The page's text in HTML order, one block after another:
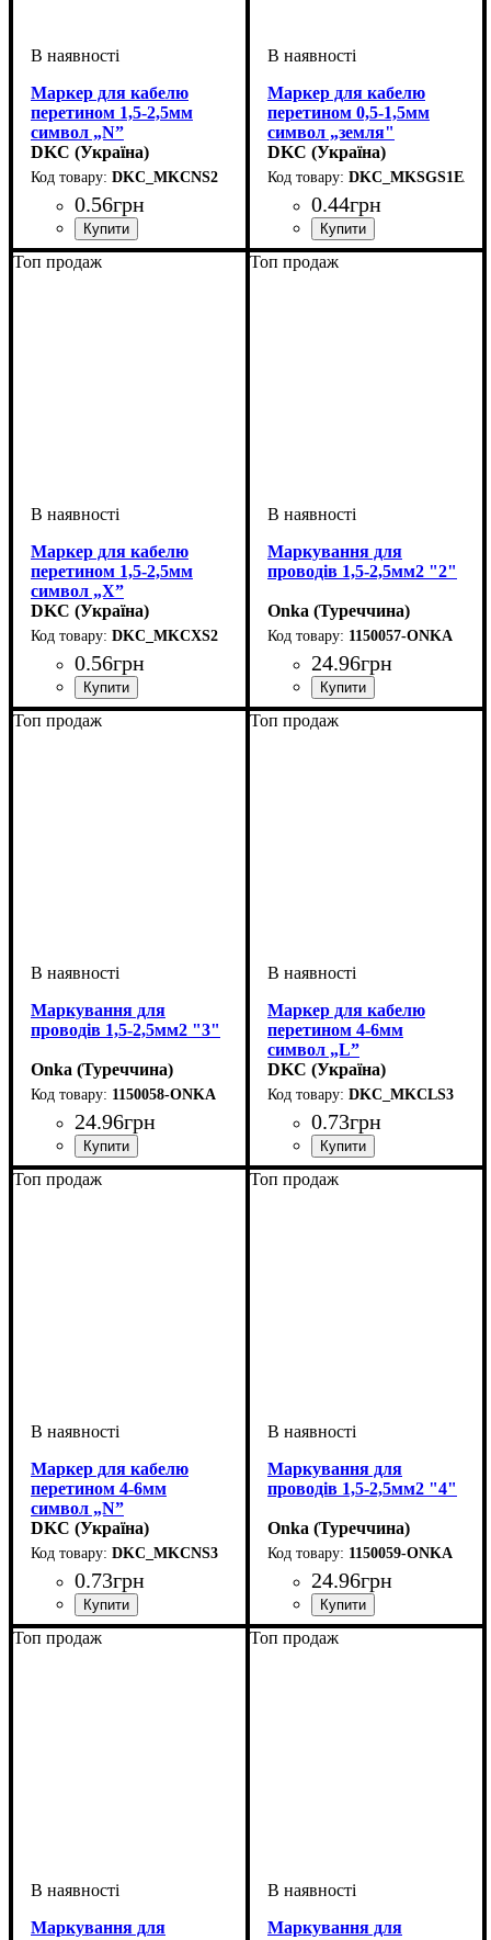
Маркер для кабелю
перетином 1,5-2,5мм
символ „N”
DKC (Україна)
DKC_MKCNS2
0.56грн
Обладнання: засувка
Для перетину, мм2: 1,5-2,5
Символ: N
Маркер для кабелю
перетином 0,5-1,5мм
символ „земля"
DKC (Україна)
0.44грн
Обладнання: засувка
Для перетину, мм2: 0,5-1,5
Символ: земля
Топ продаж
Маркер для кабелю
перетином 1,5-2,5мм
символ „X”
DKC (Україна)
DKC_MKCXS2
0.56грн
Обладнання: засувка
Для перетину, мм2: 1,5-2,5
Символ: X
Топ продаж
Маркування для
проводів 1,5-2,5мм2 "2"
Onka (Туреччина)
1150057-ONKA
24.96грн
Обладнання: засувка
Для перетину, мм2: 1,5-2,5
Символ: 2
Топ продаж
Маркування для
проводів 1,5-2,5мм2 "3"
Onka (Туреччина)
1150058-ONKA
24.96грн
Обладнання: засувка
Для перетину, мм2: 1,5-2,5
Символ: 3
Топ продаж
Маркер для кабелю
перетином 4-6мм
символ „L”
DKC (Україна)
DKC_MKCLS3
0.73грн
Обладнання: засувка
Для перетину, мм2: 4-6
Символ: L
Топ продаж
Маркер для кабелю
перетином 4-6мм
символ „N”
DKC (Україна)
DKC_MKCNS3
0.73грн
Обладнання: засувка
Для перетину, мм2: 4-6
Символ: N
Топ продаж
Маркування для
проводів 1,5-2,5мм2 "4"
Onka (Туреччина)
1150059-ONKA
24.96грн
Обладнання: засувка
Для перетину, мм2: 1,5-2,5
Символ: 4
Топ продаж
Маркування для
Топ продаж
Маркування для